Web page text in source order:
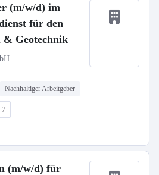
(m/w/d) im
für den
& Geotechnik
Nachhaltiger Arbeitgeber
7
(m/w/d) für